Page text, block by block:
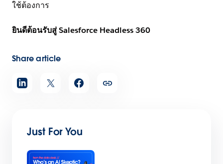
ใช้ต้องการ
ยินดีต้อนรับสู่ Salesforce Headless 360
Share article
Just For You